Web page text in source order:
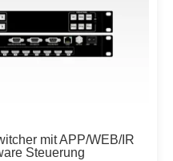
mit APP/WEB/IR
Steuerung